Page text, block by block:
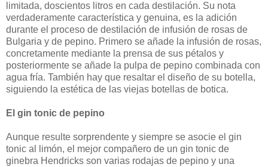
limitada, doscientos litros en cada destilación. Su nota
verdaderamente característica y genuina, es la adición
durante el proceso de destilación de infusión de rosas de
Bulgaria y de pepino. Primero se añade la infusión de rosas,
concretamente mediante la prensa de sus pétalos y
posteriormente se añade la pulpa de pepino combinada con
agua fría. También hay que resaltar el diseño de su botella,
siguiendo la estética de las viejas botellas de botica.
El gin tonic de pepino
Aunque resulte sorprendente y siempre se asocie el gin
tonic al limón, el mejor compañero de un gin tonic de
ginebra Hendricks son varias rodajas de pepino y una